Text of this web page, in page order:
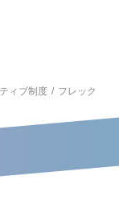
ィブ制度
フレック